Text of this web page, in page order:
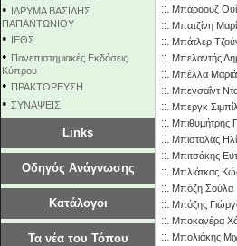
• ΙΔΡΥΜΑ ΒΑΣΙΛΗΣ
ΠΑΠΑΝΤΩΝΙΟΥ
• ΙΕΘΣ
• Πανεπιστημιακές Εκδόσεις
Κύπρου
• ΠΡΑΚΤΟΡΕΥΣΗ
• ΣΥΝΑΨΕΙΣ
Links
Οδηγός Ανάγνωσης
Κατάλογοι
Τα νέα του Τόπου
::. Μπάροουζ
::. Μπατζίνη
::. Μπάτλερ
::. Μπελαντής
::. Μπέλλα
::. Μπενσαΐντ
::. Μπεργκ
::. Μπιθυµήτρης
::. Μπιστολάς
::. Μπιτσάκης
::. Μπλιάτκας
::. Μπόζη Σούλα
::. Μπόζης
::. Μποκανέρα
::. Μπολιάκης